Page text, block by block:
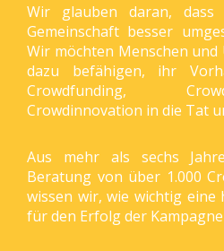
Wir glauben daran,
Gemeinschaft besser
Wir möchten Menschen
dazu befähigen, ihr
Crowdfunding,
Crowdinnovation in die Tat
Aus mehr als sechs
Beratung von über 1.000
wissen wir, wie wichtig
für den Erfolg der